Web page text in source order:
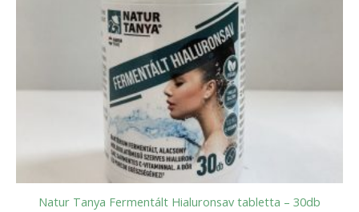
Natur Tanya Fermentált Hialuronsav tabletta – 30db